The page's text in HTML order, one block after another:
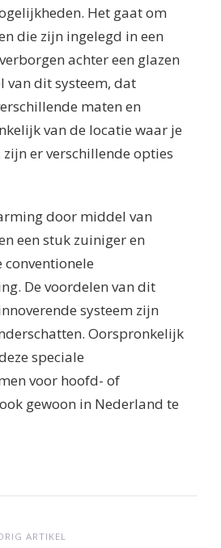
Het gaat om
die zijn ingelegd in een
achter een glazen
van dit systeem, dat
maten en
van de locatie waar je
er verschillende opties
door middel van
een stuk zuiniger en
De voordelen van dit
systeem zijn
Oorspronkelijk
speciale
voor hoofd- of
gewoon in Nederland te
ARTIKEL